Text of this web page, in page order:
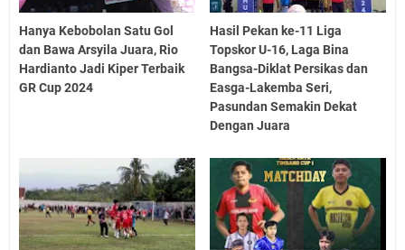
Hanya Kebobolan Satu Gol
dan Bawa Arsyila Juara, Rio
Hardianto Jadi Kiper Terbaik
GR Cup 2024
Hasil Pekan ke-11 Liga
Topskor U-16, Laga Bina
Bangsa-Diklat Persikas dan
Easga-Lakemba Seri,
Pasundan Semakin Dekat
Dengan Juara